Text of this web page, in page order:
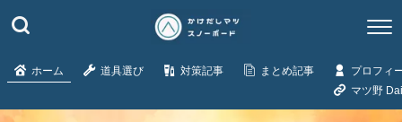
ホーム 道具選び 対策記事 まとめ記事
プロフィ
マツ野